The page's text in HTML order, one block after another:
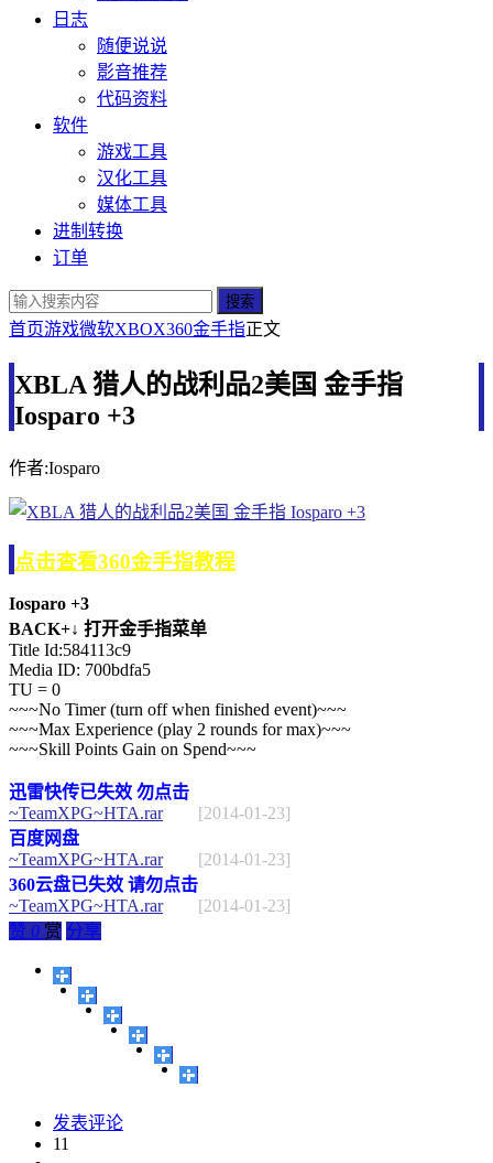
日志
随便说说
影音推荐
代码资料
软件
游戏工具
汉化工具
媒体工具
进制转换
订单
搜索
首页游戏微软XBOX360金手指正文
XBLA 猎人的战利品2美国 金手指
Iosparo +3
作者:Iosparo
点击查看360金手指教程
Iosparo +3
BACK+↓ 打开金手指菜单
Title Id:584113c9
Media ID: 700bdfa5
TU = 0
~~~No Timer (turn off when finished event)~~~
~~~Max Experience (play 2 rounds for max)~~~
~~~Skill Points Gain on Spend~~~
迅雷快传已失效 勿点击
~TeamXPG~HTA.rar
[2014-01-23]
百度网盘
~TeamXPG~HTA.rar
[2014-01-23]
360云盘已失效 请勿点击
~TeamXPG~HTA.rar
[2014-01-23]
赞 0 赏 分享
发表评论
11